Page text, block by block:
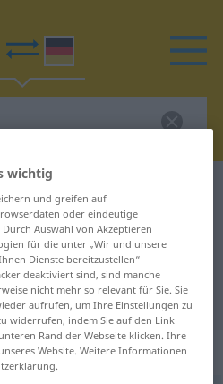
Übersetzung
Übersetzung
wichtig
und greifen auf
oder eindeutige
Auswahl von Akzeptieren
für die unter „Wir und unsere
Dienste bereitzustellen“
deaktiviert sind, sind manche
nicht mehr so relevant für Sie. Sie
aufrufen, um Ihre Einstellungen zu
widerrufen, indem Sie auf den Link
Rand der Webseite klicken. Ihre
Website. Weitere Informationen